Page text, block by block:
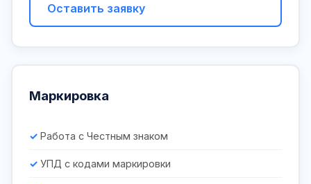
Оставить заявку
Маркировка
Работа с Честным знаком
УПД с кодами маркировки